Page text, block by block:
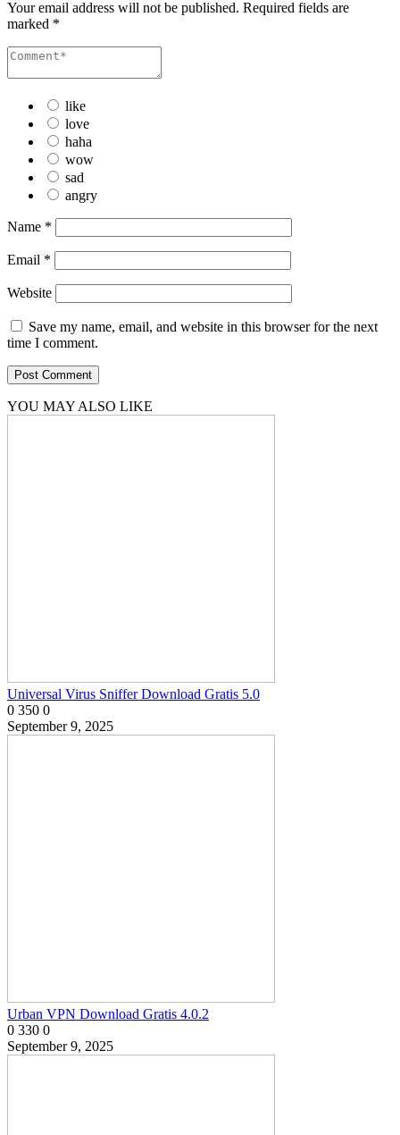
Your email address will not be published. Required fields are
marked *
like
love
haha
wow
sad
angry
Name *
Email *
Website
Save my name, email, and website in this browser for the next
time I comment.
YOU MAY ALSO LIKE
Universal Virus Sniffer Download Gratis 5.0
0 350 0
September 9, 2025
Urban VPN Download Gratis 4.0.2
0 330 0
September 9, 2025